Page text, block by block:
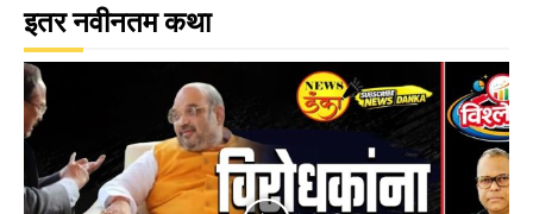
इतर नवीनतम कथा